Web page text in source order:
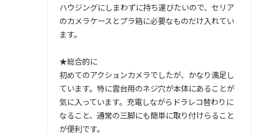
ハウジングにしまわずに持ち運びたいので、セリア
のカメラケースとプラ箱に必要なものだけ入れてい
ます。
★総合的に
初めてのアクションカメラでしたが、かなり満足し
ています。特に雲台用のネジ穴が本体にあることが
気に入っています。充電しながらドラレコ替わりに
なること、通常の三脚にも簡単に取り付けらること
が便利です。